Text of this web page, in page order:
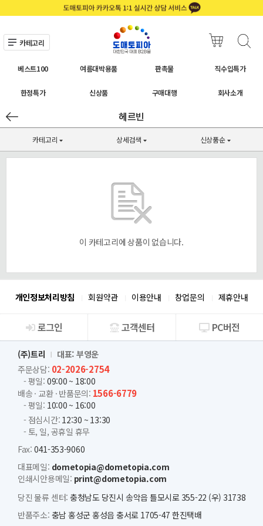
카테고리
베스트100 여름대박용품 판촉물 직수입특가
한정특가 신상품 구매대행 회사소개
헤르빈
카테고리 상세검색 신상품순
이 카테고리에 상품이 없습니다.
개인정보처리방침 회원약관 이용안내 창업문의 제휴안내
회사소개
로그인 고객센터 PC버전
(주)트리
대표: 부영운
주문상담: 02-2026-2754
- 평일: 09:00 ~ 18:00
배송 · 교환 · 반품문의: 1566-6779
- 평일: 10:00 ~ 16:00
- 점심시간: 12:30 ~ 13:30
- 토, 일, 공휴일 휴무
Fax: 041-353-9060
대표메일: dometopia@dometopia.com
인쇄시안용메일: print@dometopia.com
당진 물류 센터: 충청남도 당진시 송악읍 틀모시로 355-22 (우) 31738
반품주소: 충남 홍성군 홍성읍 충서로 1705-47 한진택배